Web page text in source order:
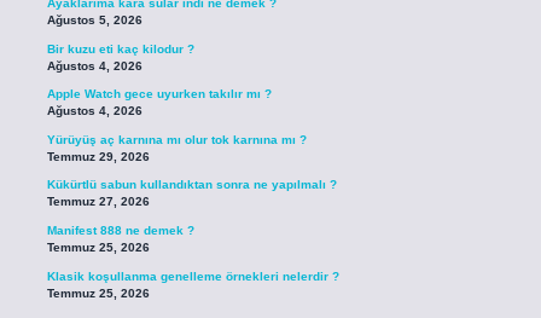
Ayaklarıma kara sular indi ne demek ?
Ağustos 5, 2026
Bir kuzu eti kaç kilodur ?
Ağustos 4, 2026
Apple Watch gece uyurken takılır mı ?
Ağustos 4, 2026
Yürüyüş aç karnına mı olur tok karnına mı ?
Temmuz 29, 2026
Kükürtlü sabun kullandıktan sonra ne yapılmalı ?
Temmuz 27, 2026
Manifest 888 ne demek ?
Temmuz 25, 2026
Klasik koşullanma genelleme örnekleri nelerdir ?
Temmuz 25, 2026